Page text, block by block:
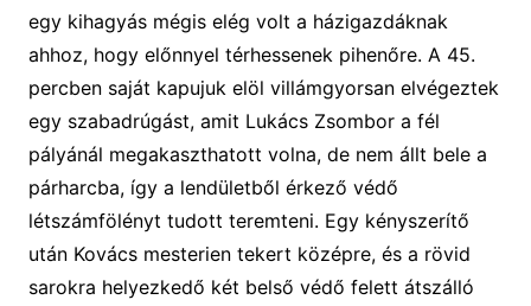
egy kihagyás mégis elég volt a házigazdáknak
ahhoz, hogy előnnyel térhessenek pihenőre. A 45.
percben saját kapujuk elöl villámgyorsan elvégeztek
egy szabadrúgást, amit Lukács Zsombor a fél
pályánál megakaszthatott volna, de nem állt bele a
párharcba, így a lendületből érkező védő
létszámfölényt tudott teremteni. Egy kényszerítő
után Kovács mesterien tekert középre, és a rövid
sarokra helyezkedő két belső védő felett átszálló